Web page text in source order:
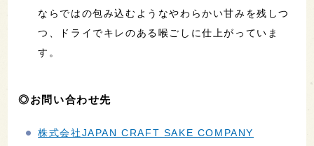
ならではの包み込むようなやわらかい甘みを残しつ
つ、ドライでキレのある喉ごしに仕上がっていま
す。
◎お問い合わせ先
株式会社JAPAN CRAFT SAKE COMPANY